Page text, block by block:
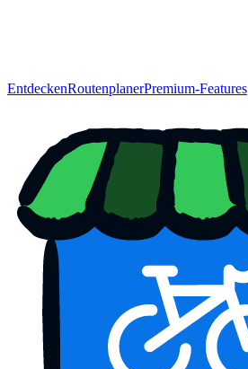
EntdeckenRoutenplanerPremium-Features